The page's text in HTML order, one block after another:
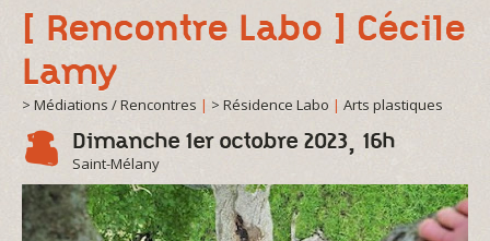
[ Rencontre Labo ] Cécile
Lamy
> Médiations / Rencontres | > Résidence Labo | Arts plastiques
Dimanche 1er octobre 2023, 16h
Saint-Mélany